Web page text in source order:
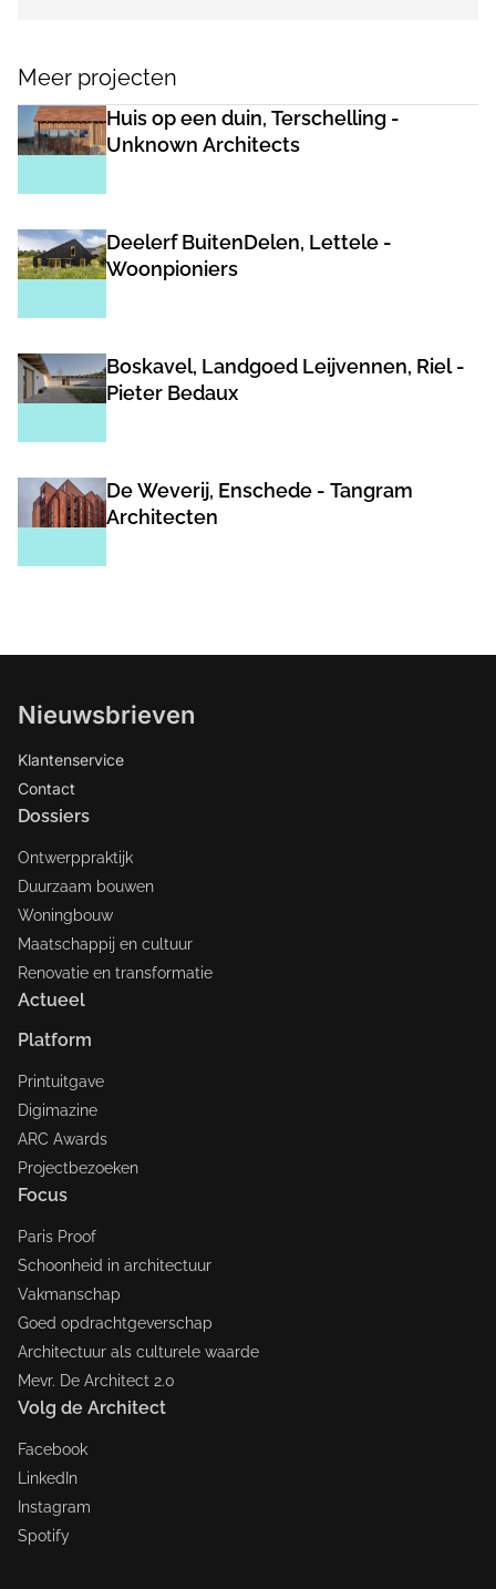
Meer projecten
Huis op een duin, Terschelling -
Unknown Architects
Deelerf BuitenDelen, Lettele -
Woonpioniers
Boskavel, Landgoed Leijvennen, Riel -
Pieter Bedaux
De Weverij, Enschede - Tangram
Architecten
Nieuwsbrieven
Klantenservice
Contact
Dossiers
Ontwerppraktijk
Duurzaam bouwen
Woningbouw
Maatschappij en cultuur
Renovatie en transformatie
Actueel
Platform
Printuitgave
Digimazine
ARC Awards
Projectbezoeken
Focus
Paris Proof
Schoonheid in architectuur
Vakmanschap
Goed opdrachtgeverschap
Architectuur als culturele waarde
Mevr. De Architect 2.0
Volg de Architect
Facebook
LinkedIn
Instagram
Spotify